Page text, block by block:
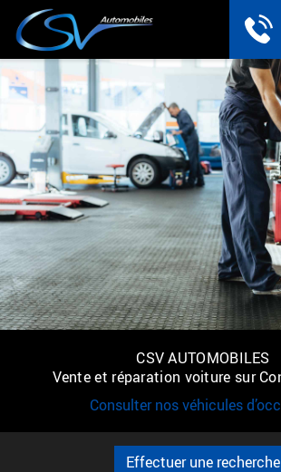
CSV AUTOMOBILES
Vente et réparation voiture sur
Consulter nos véhicules
Effectuer une recherche